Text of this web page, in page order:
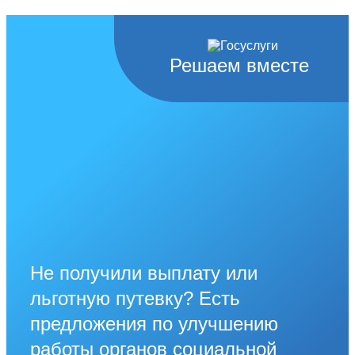
Решаем вместе
Не получили выплату или
льготную путевку? Есть
предложения по улучшению
работы органов социальной